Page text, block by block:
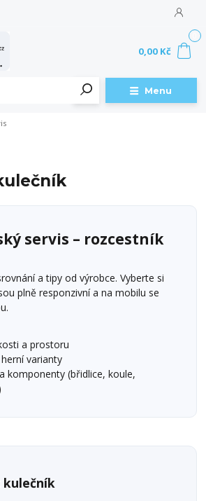
Menu
0,00 Kč
servis – rozcestník
a tipy od výrobce. Vyberte si
plně responzivní a na mobilu se
a prostoru
varianty
komponenty (břidlice, koule,
kulečník